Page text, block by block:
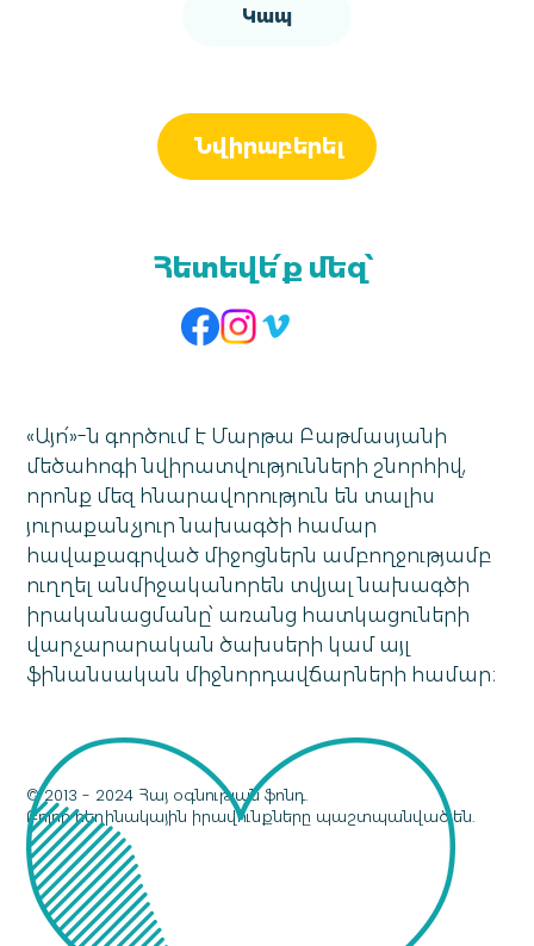
© 2013 - 2024 Հայ օգնության ֆոնդ.
Բոլոր հեղինակային իրավունքները պաշտպանված են.
«Այո՛»-ն գործում է Մարթա Բաթմասյանի
մեծահոգի նվիրատվությունների շնորհիվ,
որոնք մեզ հնարավորություն են տալիս
յուրաքանչյուր նախագծի համար
հավաքագրված միջոցներն ամբողջությամբ
ուղղել անմիջականորեն տվյալ նախագծի
իրականացմանը՝ առանց հատկացուների
վարչարարական ծախսերի կամ այլ
ֆինանսական միջնորդավճարների համար։
Հետեվե՛ք մեզ՝
Նվիրաբերել
Կապ